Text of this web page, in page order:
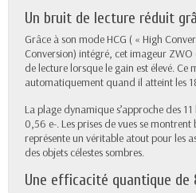
Un bruit de lecture réduit
Grâce à son mode HCG ( « High
Conversion) intégré, cet imageur
de lecture lorsque le gain est élevé. Ce
automatiquement quand il atteint les
La plage dynamique s’approche des
0,56 e-. Les prises de vues se
représente un véritable atout pour les
des objets célestes sombres.
Une efficacité quantique de